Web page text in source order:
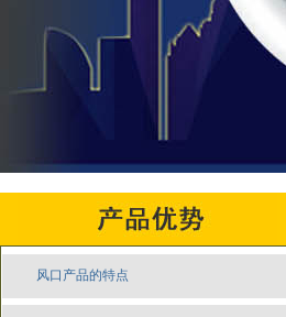
风口产品的特点